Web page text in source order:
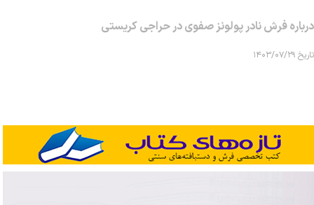
درباره فرش نادر پولونز صفوی در حراجی کریستی
تاریخ ۱۴۰۳/۰۷/۲۹